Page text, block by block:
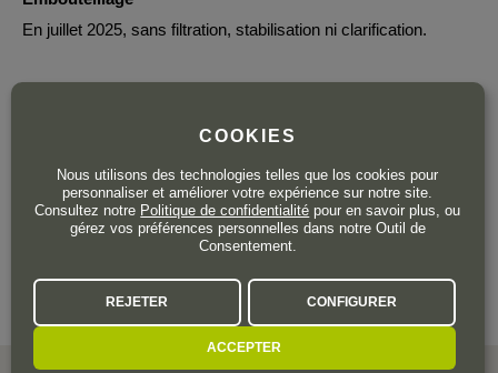
En juillet 2025, sans filtration, stabilisation ni clarification.
,50 € TTC
Bouteille 75 cl| 15,33 € / Litre
COOKIES
Nous utilisons des technologies telles que los cookies pour
personnaliser et améliorer votre expérience sur notre site.
Consultez notre Politique de confidentialité pour en savoir plus, ou
gérez vos préférences personnelles dans notre Outil de
Consentement.
REJETER CONFIGURER
ACCEPTER